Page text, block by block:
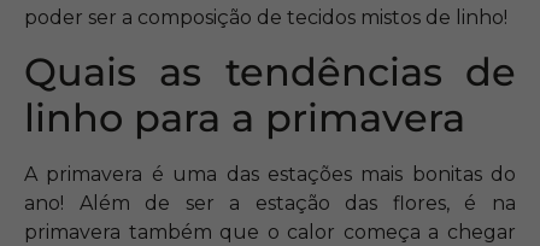
poder ser a composição de tecidos mistos de linho!
Quais as tendências de
linho para a primavera
A primavera é uma das estações mais bonitas do
ano! Além de ser a estação das flores, é na
primavera também que o calor começa a chegar